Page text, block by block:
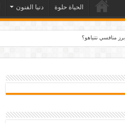
الحياة حلوة دنيا الفنون
أبرز منافسي نتنياهو؟